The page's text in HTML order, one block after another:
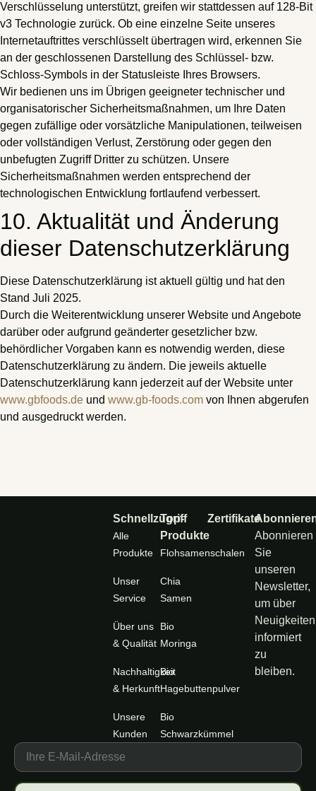
Verschlüsselung unterstützt, greifen wir stattdessen auf 128-Bit
v3 Technologie zurück. Ob eine einzelne Seite unseres
Internetauftrittes verschlüsselt übertragen wird, erkennen Sie
an der geschlossenen Darstellung des Schlüssel- bzw.
Schloss-Symbols in der Statusleiste Ihres Browsers.
Wir bedienen uns im Übrigen geeigneter technischer und
organisatorischer Sicherheitsmaßnahmen, um Ihre Daten
gegen zufällige oder vorsätzliche Manipulationen, teilweisen
oder vollständigen Verlust, Zerstörung oder gegen den
unbefugten Zugriff Dritter zu schützen. Unsere
Sicherheitsmaßnahmen werden entsprechend der
technologischen Entwicklung fortlaufend verbessert.
10. Aktualität und Änderung
dieser Datenschutzerklärung
Diese Datenschutzerklärung ist aktuell gültig und hat den
Stand Juli 2025.
Durch die Weiterentwicklung unserer Website und Angebote
darüber oder aufgrund geänderter gesetzlicher bzw.
behördlicher Vorgaben kann es notwendig werden, diese
Datenschutzerklärung zu ändern. Die jeweils aktuelle
Datenschutzerklärung kann jederzeit auf der Website unter
www.gbfoods.de und www.gb-foods.com von Ihnen abgerufen
und ausgedruckt werden.
Schnellzugriff
Alle
Produkte
Unser
Service
Über uns
& Qualität
Nachhaltigkeit
& Herkunft
Unsere
Kunden
Top-
Produkte
Flohsamenschalen
Chia
Samen
Bio
Moringa
Bio
Hagebuttenpulver
Bio
Schwarzkümmel
Zertifikate
Abonnieren
Sie
unseren
Newsletter,
um über
Neuigkeiten
informiert
zu
bleiben.